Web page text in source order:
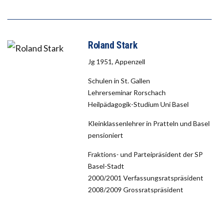
Roland Stark
Jg 1951, Appenzell
Schulen in St. Gallen
Lehrerseminar Rorschach
Heilpädagogik-Studium Uni Basel
Kleinklassenlehrer in Pratteln und Basel
pensioniert
Fraktions- und Parteipräsident der SP
Basel-Stadt
2000/2001 Verfassungsratspräsident
2008/2009 Grossratspräsident